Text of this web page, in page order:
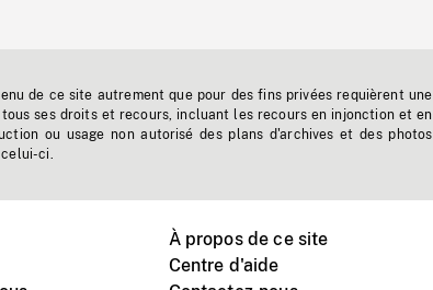
de ce site autrement que pour des fins privées requièrent une
ses droits et recours, incluant les recours en injonction et en
ou usage non autorisé des plans d'archives et des photos
ci.
À propos de ce site
Centre d'aide